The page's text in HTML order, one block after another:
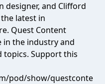
designer, and Clifford
latest in
Quest Content
in the industry and
topics. Support this
pod/show/questconte